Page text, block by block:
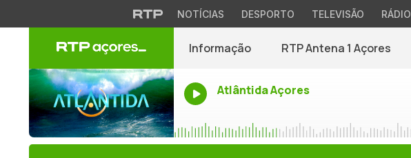
NOTÍCIAS DESPORTO TELEVISÃO RÁDIO
Informação RTP Antena 1 Açores
Atlântida Açores